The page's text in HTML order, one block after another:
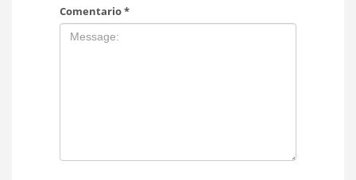
Comentario*